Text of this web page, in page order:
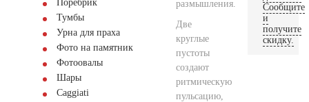
Поребрик
Тумбы
Урна для праха
Фото на памятник
Фотоовалы
Шары
Сaggiati
размышления.
Две
круглые
пустоты
создают
ритмическую
пульсацию,
Сообщите
и
получите
скидку.